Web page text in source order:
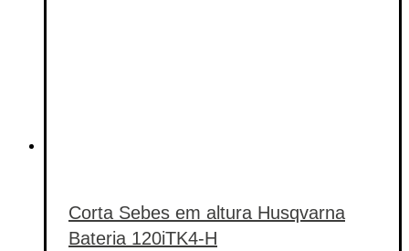
Corta Sebes em altura Husqvarna
Bateria 120iTK4-H